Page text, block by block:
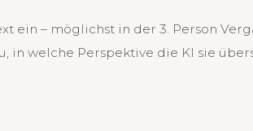
ein – möglichst in der 3. Person
in welche Perspektive die KI sie